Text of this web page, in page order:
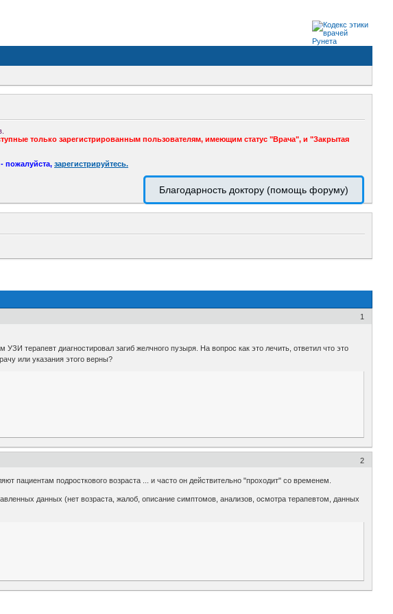
только зарегистрированным пользователям, имеющим статус "Врача", и "Закрытая
пожалуйста, зарегистрируйтесь.
Благодарность доктору (помощь форуму)
1
терапевт диагностировал загиб желчного пузыря. На вопрос как это лечить, ответил что это
или указания этого верны?
2
пациентам подросткового возраста ... и часто он действительно "проходит" со временем.
данных (нет возраста, жалоб, описание симптомов, анализов, осмотра терапевтом, данных